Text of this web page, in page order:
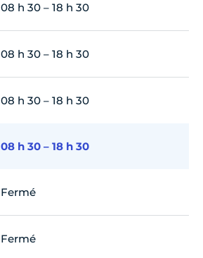
08 h 30 – 18 h 30
08 h 30 – 18 h 30
08 h 30 – 18 h 30
08 h 30 – 18 h 30
Fermé
Fermé